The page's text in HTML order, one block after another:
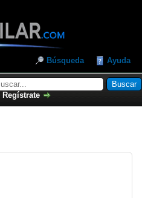
Búsqueda Ayuda
Regístrate